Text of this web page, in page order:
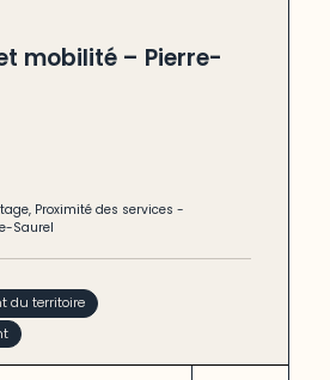
mobilité – Pierre-
, Proximité des services -
Saurel
du territoire